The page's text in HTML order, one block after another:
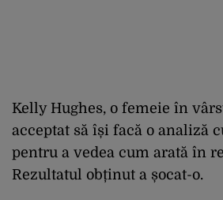
Kelly Hughes, o femeie în
acceptat să își facă o analiză
pentru a vedea cum arată în
Rezultatul obținut a șocat-o.